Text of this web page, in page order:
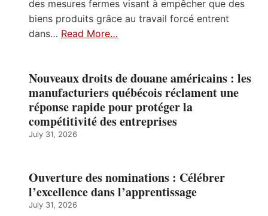
des mesures fermes visant à empêcher que des
biens produits grâce au travail forcé entrent
dans… Read More…
Nouveaux droits de douane américains : les
manufacturiers québécois réclament une
réponse rapide pour protéger la
compétitivité des entreprises
July 31, 2026
Ouverture des nominations : Célébrer
l’excellence dans l’apprentissage
July 31, 2026